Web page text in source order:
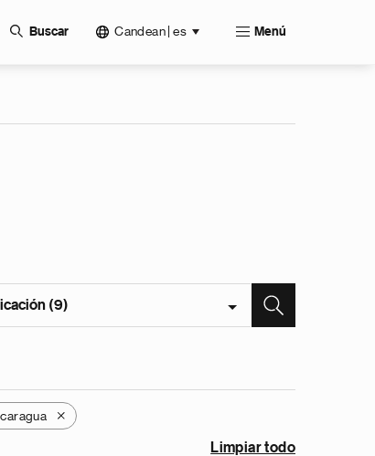
Buscar Candean | es Menú
(9)
X
Limpiar todo